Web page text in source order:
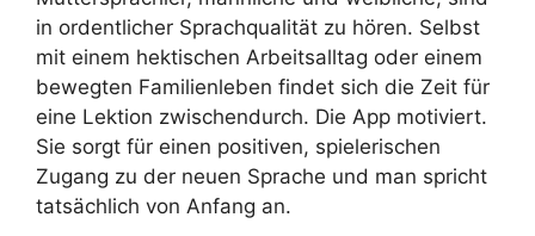
in ordentlicher Sprachqualität zu hören. Selbst
mit einem hektischen Arbeitsalltag oder einem
bewegten Familienleben findet sich die Zeit für
eine Lektion zwischendurch. Die App motiviert.
Sie sorgt für einen positiven, spielerischen
Zugang zu der neuen Sprache und man spricht
tatsächlich von Anfang an.